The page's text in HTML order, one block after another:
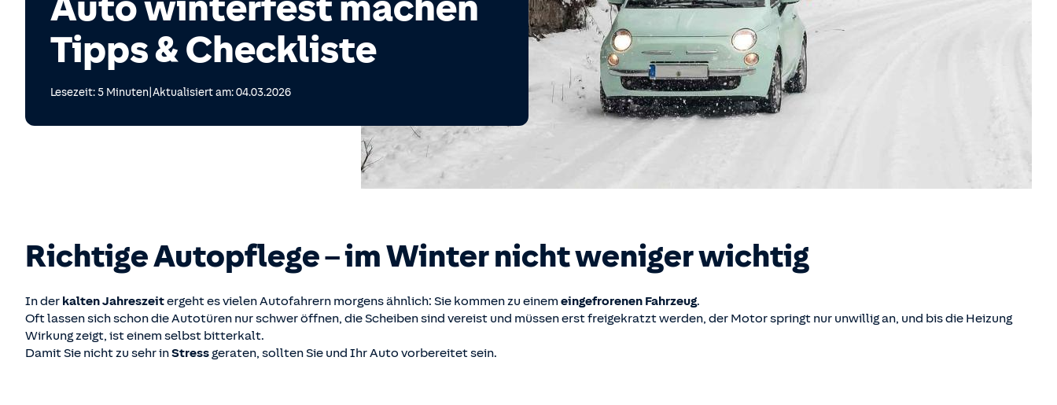
Tipps & Checkliste
Lesezeit: 5 Minuten|Aktualisiert am: 04.03.2026
Richtige Autopflege – im Winter nicht weniger wichtig
In der kalten Jahreszeitergeht es vielen Autofahrern morgens ähnlich: Sie kommen zu einem eingefrorenen Fahrzeug.
Oft lassen sich schon die Autotüren nur schwer öffnen, die Scheiben sind vereist und müssen erst freigekratzt werden, der Motor springt nur unwillig an, und bis die Heizung
Wirkung zeigt, ist einem selbst bitterkalt.
Damit Sie nicht zu sehr inStress geraten, sollten Sie und Ihr Auto vorbereitet sein.